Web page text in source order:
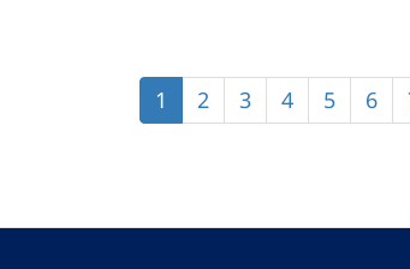
Página
actual
1 Página
2 Página
3 Página
4 Página
5 6